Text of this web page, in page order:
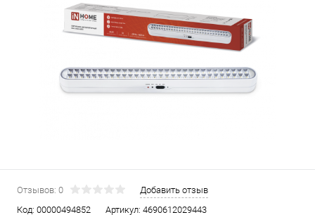
Отзывов: 0
Добавить отзыв
Код: 00000494852 Артикул: 4690612029443